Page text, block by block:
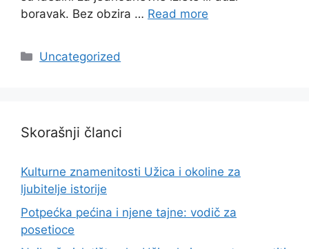
boravak. Bez obzira … Read more
Categories
Uncategorized
Skorašnji članci
Kulturne znamenitosti Užica i okoline za
ljubitelje istorije
Potpećka pećina i njene tajne: vodič za
posetioce